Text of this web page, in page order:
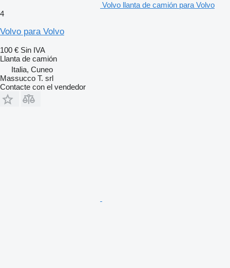
Volvo llanta de camión para Volvo
4
Volvo para Volvo
100 € Sin IVA
Llanta de camión
Italia, Cuneo
Massucco T. srl
Contacte con el vendedor